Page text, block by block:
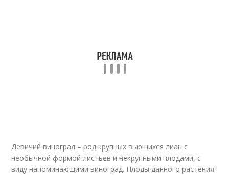
Девичий виноград – род крупных вьющихся лиан с
необычной формой листьев и некрупными плодами, с
виду напоминающими виноград. Плоды данного растения